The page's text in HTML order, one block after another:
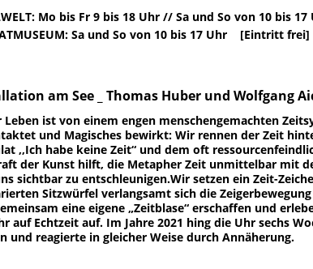
Mo bis Fr 9 bis 18 Uhr // Sa und So von 10 bis 17
Sa und So von 10 bis 17 Uhr [Eintritt frei]
am See _ Thomas Huber und Wolfgang
Leben ist von einem engen menschengemachten
und Magisches bewirkt: Wir rennen der Zeit
,,Ich habe keine Zeit“ und dem oft
der Kunst hilft, die Metapher Zeit unmittelbar mit
sichtbar zu entschleunigen.Wir setzen ein Zeit-
Sitzwürfel verlangsamt sich die
eine eigene „Zeitblase“ erschaffen und
auf Echtzeit auf. Im Jahre 2021 hing die Uhr sechs
und reagierte in gleicher Weise durch Annäherung.